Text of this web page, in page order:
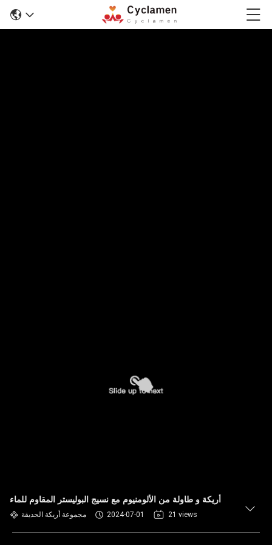
أريكة و طاولة من الألومنيوم مع نسيج البوليستر المقاوم للماء
مجموعة أريكة الحديقة 2024-07-01 21 views